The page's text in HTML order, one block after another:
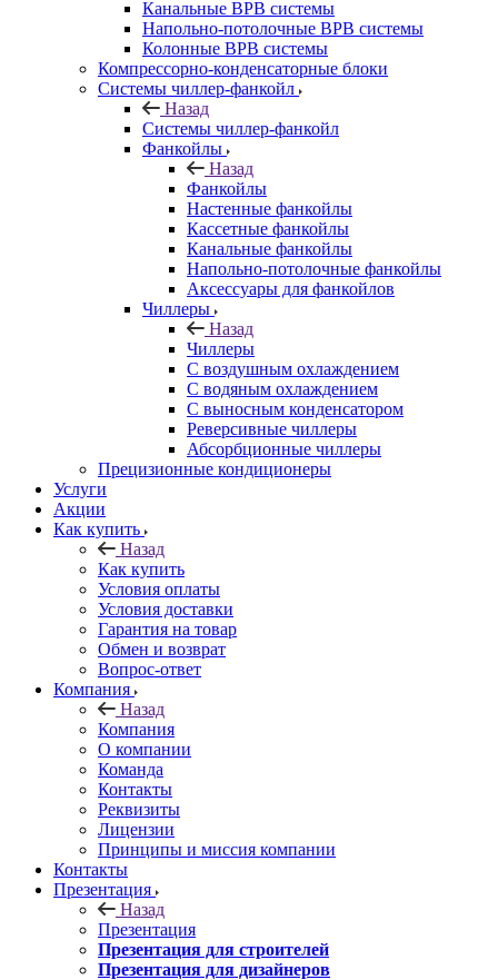
Канальные ВРВ системы
Напольно-потолочные ВРВ системы
Колонные ВРВ системы
Компрессорно-конденсаторные блоки
Системы чиллер-фанкойл
Назад
Системы чиллер-фанкойл
Фанкойлы
Назад
Фанкойлы
Настенные фанкойлы
Кассетные фанкойлы
Канальные фанкойлы
Напольно-потолочные фанкойлы
Аксессуары для фанкойлов
Чиллеры
Назад
Чиллеры
С воздушным охлаждением
С водяным охлаждением
С выносным конденсатором
Реверсивные чиллеры
Абсорбционные чиллеры
Прецизионные кондиционеры
Услуги
Акции
Как купить
Назад
Как купить
Условия оплаты
Условия доставки
Гарантия на товар
Обмен и возврат
Вопрос-ответ
Компания
Назад
Компания
О компании
Команда
Контакты
Реквизиты
Лицензии
Принципы и миссия компании
Контакты
Презентация
Назад
Презентация
Презентация для строителей
Презентация для дизайнеров